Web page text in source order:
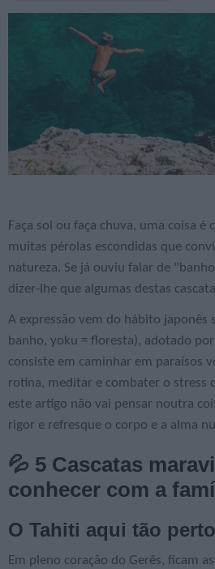
Faça sol ou faça chuva, uma coisa é
muitas pérolas escondidas que
natureza. Se já ouviu falar de
dizer-lhe que algumas destas
A expressão vem do hábito japonês
banho, yoku = floresta), adotado
consiste em caminhar em paraísos
rotina, meditar e combater o stress
este artigo não vai pensar noutra
rigor e refresque o corpo e a alma
💦 5 Cascatas
conhecer com a
O Tahiti aqui tão
Em pleno coração do Gerês, ficam